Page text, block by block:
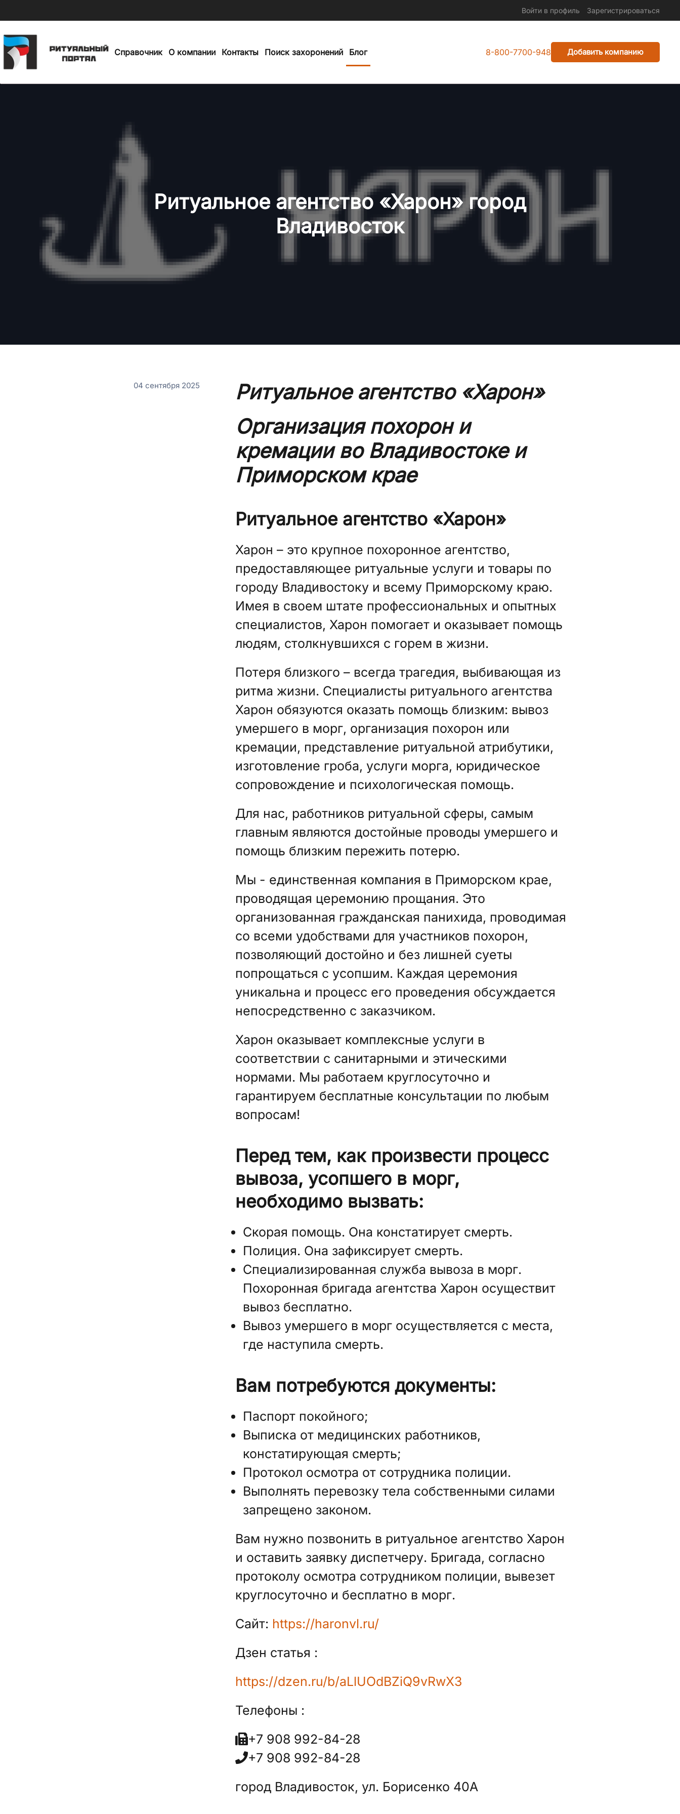
to
main
Войти в профиль Зарегистрироваться
Справочник О компании Контакты Поиск захоронений Блог 8-800-7700-948 Добавить компанию
Ритуальное агентство «Харон» город
Владивосток
04 сентября 2025
Ритуальное агентство «Харон»
Организация похорон и
кремации во Владивостоке и
Приморском крае
Ритуальное агентство «Харон»
Харон – это крупное похоронное агентство,
предоставляющее ритуальные услуги и товары по
городу Владивостоку и всему Приморскому краю.
Имея в своем штате профессиональных и опытных
специалистов, Харон помогает и оказывает помощь
людям, столкнувшихся с горем в жизни.
Потеря близкого – всегда трагедия, выбивающая из
ритма жизни. Специалисты ритуального агентства
Харон обязуются оказать помощь близким: вывоз
умершего в морг, организация похорон или
кремации, представление ритуальной атрибутики,
изготовление гроба, услуги морга, юридическое
сопровождение и психологическая помощь.
Для нас, работников ритуальной сферы, самым
главным являются достойные проводы умершего и
помощь близким пережить потерю.
Мы - единственная компания в Приморском крае,
проводящая церемонию прощания. Это
организованная гражданская панихида, проводимая
со всеми удобствами для участников похорон,
позволяющий достойно и без лишней суеты
попрощаться с усопшим. Каждая церемония
уникальна и процесс его проведения обсуждается
непосредственно с заказчиком.
Харон оказывает комплексные услуги в
соответствии с санитарными и этическими
нормами. Мы работаем круглосуточно и
гарантируем бесплатные консультации по любым
вопросам!
Перед тем, как произвести процесс
вывоза, усопшего в морг,
необходимо вызвать:
Скорая помощь. Она констатирует смерть.
Полиция. Она зафиксирует смерть.
Специализированная служба вывоза в морг.
Похоронная бригада агентства Харон осуществит
вывоз бесплатно.
Вывоз умершего в морг осуществляется с места,
где наступила смерть.
Вам потребуются документы:
Паспорт покойного;
Выписка от медицинских работников,
констатирующая смерть;
Протокол осмотра от сотрудника полиции.
Выполнять перевозку тела собственными силами
запрещено законом.
Вам нужно позвонить в ритуальное агентство Харон
и оставить заявку диспетчеру. Бригада, согласно
протоколу осмотра сотрудником полиции, вывезет
круглосуточно и бесплатно в морг.
Сайт: https://haronvl.ru/
Дзен статья :
https://dzen.ru/b/aLlUOdBZiQ9vRwX3
Телефоны :
+7 908 992-84-28
+7 908 992-84-28
город Владивосток, ул. Борисенко 40А